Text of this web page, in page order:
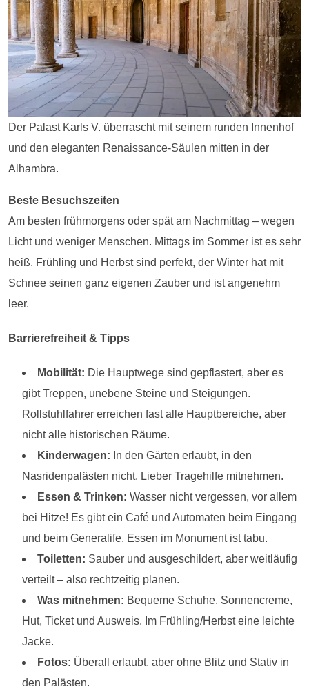
Der Palast Karls V. überrascht mit seinem runden Innenhof
und den eleganten Renaissance-Säulen mitten in der
Alhambra.
Beste Besuchszeiten
Am besten frühmorgens oder spät am Nachmittag – wegen
Licht und weniger Menschen. Mittags im Sommer ist es sehr
heiß. Frühling und Herbst sind perfekt, der Winter hat mit
Schnee seinen ganz eigenen Zauber und ist angenehm
leer.
Barrierefreiheit & Tipps
Mobilität: Die Hauptwege sind gepflastert, aber es
gibt Treppen, unebene Steine und Steigungen.
Rollstuhlfahrer erreichen fast alle Hauptbereiche, aber
nicht alle historischen Räume.
Kinderwagen: In den Gärten erlaubt, in den
Nasridenpalästen nicht. Lieber Tragehilfe mitnehmen.
Essen & Trinken: Wasser nicht vergessen, vor allem
bei Hitze! Es gibt ein Café und Automaten beim Eingang
und beim Generalife. Essen im Monument ist tabu.
Toiletten: Sauber und ausgeschildert, aber weitläufig
verteilt – also rechtzeitig planen.
Was mitnehmen: Bequeme Schuhe, Sonnencreme,
Hut, Ticket und Ausweis. Im Frühling/Herbst eine leichte
Jacke.
Fotos: Überall erlaubt, aber ohne Blitz und Stativ in
den Palästen.